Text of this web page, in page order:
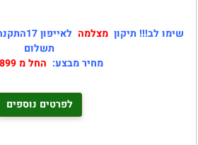
שימו לב!!! תיקון מצלמה
תשלום
מחיר מבצע: החל מ 899 ש"ח
לפרטים נוספים